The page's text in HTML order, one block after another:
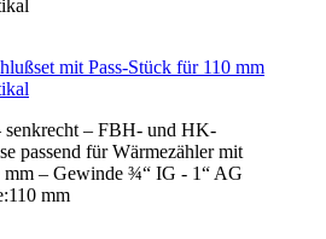
mit Pass-Stück für 110 mm
senkrecht – FBH- und HK-
passend für Wärmezähler mit
mm – Gewinde ¾“ IG - 1“ AG
mm